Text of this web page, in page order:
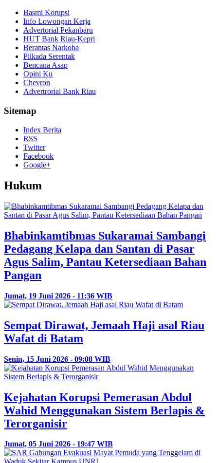
Basmi Korupsi
Info Lowongan Kerja
Advertorial Pekanbaru
HUT Bank Riau-Kepri
Berantas Narkoba
Pilkada Serentak
Bencana Asap
Opini Ku
Chevron
Advertrorial Bank Riau
Sitemap
Index Berita
RSS
Twitter
Facebook
Google+
Hukum
Bhabinkamtibmas Sukaramai Sambangi
Pedagang Kelapa dan Santan di Pasar
Agus Salim, Pantau Ketersediaan Bahan
Pangan
Jumat, 19 Juni 2026 - 11:36 WIB
Sempat Dirawat, Jemaah Haji asal Riau
Wafat di Batam
Senin, 15 Juni 2026 - 09:08 WIB
Kejahatan Korupsi Pemerasan Abdul
Wahid Menggunakan Sistem Berlapis &
Terorganisir
Jumat, 05 Juni 2026 - 19:47 WIB